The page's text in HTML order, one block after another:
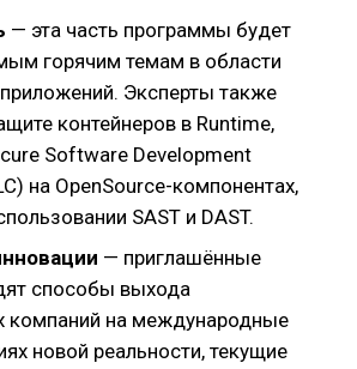
— эта часть программы будет
горячим темам в области
Эксперты также
контейнеров в Runtime,
Software Development
на OpenSource-компонентах,
SAST и DAST.
— приглашённые
способы выхода
компаний на международные
новой реальности, текущие